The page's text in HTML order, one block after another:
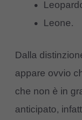
Leone.
Dalla
appare ovvio
che non è in
anticipato,